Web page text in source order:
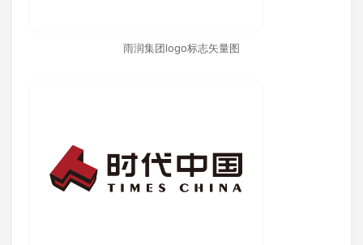
雨润集团logo标志矢量图